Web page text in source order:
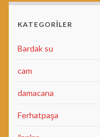
KATEGORILER
Bardak su
cam
damacana
Ferhatpaşa